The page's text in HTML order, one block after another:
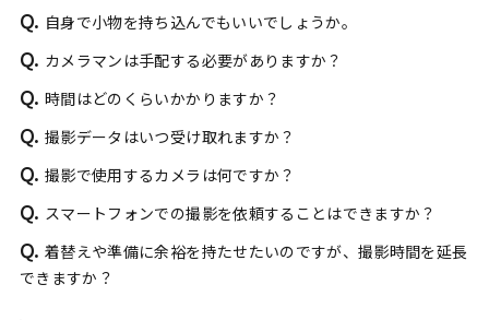
Q. 自身で小物を持ち込んでもいいでしょうか。
Q. カメラマンは手配する必要がありますか？
Q. 時間はどのくらいかかりますか？
Q. 撮影データはいつ受け取れますか？
Q. 撮影で使用するカメラは何ですか？
Q. スマートフォンでの撮影を依頼することはできますか？
Q. 着替えや準備に余裕を持たせたいのですが、撮影時間を延長
できますか？